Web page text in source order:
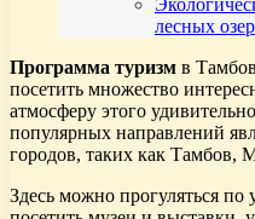
лесных
Программа туризм в
посетить множество
атмосферу этого
популярных направлений
городов, таких как Тамбов,
Здесь можно прогуляться по